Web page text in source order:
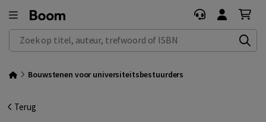
Zoek op titel, auteur, trefwoord of ISBN
Bouwstenen voor universiteitsbestuurders
Terug